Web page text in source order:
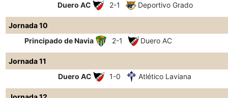
Duero AC
2-1 Deportivo Grado
Jornada 10
Principado de Navia
2-1 Duero AC
Jornada 11
Duero AC
1-0 Atlético Laviana